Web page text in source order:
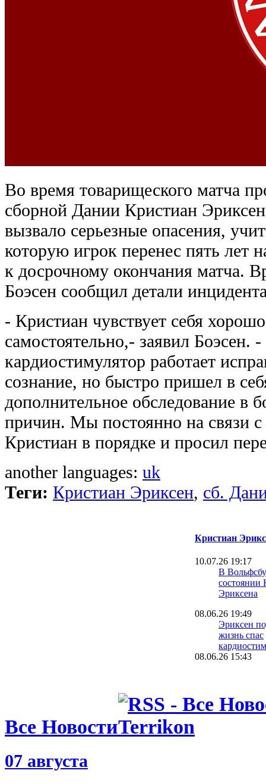
Во время товарищеского матча
сборной Дании Кристиан Эриксен
вызвало серьезные опасения,
которую игрок перенес пять лет
к досрочному окончания матча.
Боэсен сообщил детали
- Кристиан чувствует себя
самостоятельно,- заявил Боэсен.
кардиостимулятор работает
сознание, но быстро пришел в
дополнительное обследование в
причин. Мы постоянно на связи
Кристиан в порядке и просил
another languages: uk
Теги: Кристиан Эриксен, сб.
Кристиан
10.07.26 19:17
В
состоянии
Эриксена
08.06.26 19:49
Эриксен
жизнь спас
08.06.26 15:43
08.06.26 14:33
Врач
Все Новости
07 августа